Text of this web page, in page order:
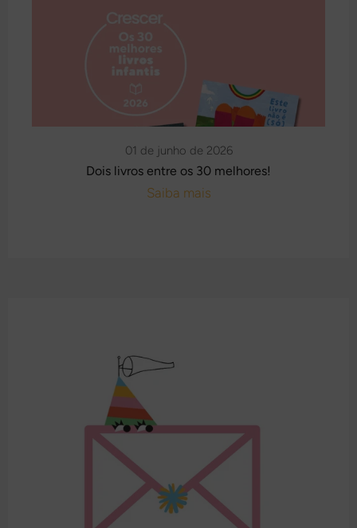
01 de junho de 2026
Dois livros entre os 30 melhores!
Saiba mais